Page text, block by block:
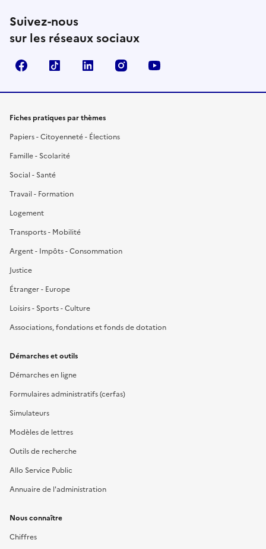
Suivez-nous
sur les réseaux sociaux
FacebookTikTok LinkedIn Instagram
Fiches pratiques par thèmes
Papiers - Citoyenneté - Élections
Famille - Scolarité
Social - Santé
Travail - Formation
Logement
Transports - Mobilité
Argent - Impôts - Consommation
Justice
Étranger - Europe
Loisirs - Sports - Culture
Associations, fondations et fonds de dotation
Démarches et outils
Démarches en ligne
Formulaires administratifs (cerfas)
Simulateurs
Modèles de lettres
Outils de recherche
Allo Service Public
Annuaire de l'administration
Nous connaître
Chiffres